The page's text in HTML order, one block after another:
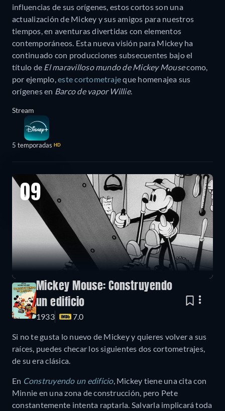
influencias de sus orígenes, estos cortos son una
actualización de Mickey y sus amigos para nuestros
tiempos, en aventuras divertidas con elementos
contemporáneos. Esta nueva visión para Mickey ha
continuado con producciones subsecuentes bajo el
título de El maravilloso mundo de Mickey Mousecomo,
por ejemplo,este cortometrajeque homenajea sus
orígenes en Barco de vapor Willie.
Stream
5 temporadas HD
09
Mickey Mouse: Construyendo
un edificio
1933 7.0
Si no te gusta lo nuevo de Mickey y quieres volver a sus
raíces, puedes checar los siguientes dos cortometrajes,
de su era clásica.
En Construyendo un edificio, Mickey tiene una cita con
Minnie en una zona de construcción, pero Pete
constantemente intenta raptarla. Salvarla implicará toda